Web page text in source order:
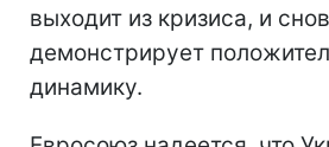
выходит из кризиса, и
демонстрирует
динамику.